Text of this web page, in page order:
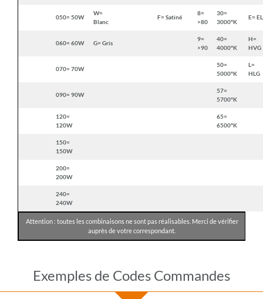
050= 50W
W=
Blanc
F= Satiné
8=
>80
30=
3000°K
E=
060= 60W G= Gris
9=
>90
40=
4000°K
H=
HVG
070= 70W
50=
5000°K
L=
HLG
090= 90W
57=
5700°K
120=
120W
65=
6500°K
150=
150W
200=
200W
240=
240W
Attention : toutes les combinaisons ne sont pas réalisables. Merci de vérifier
auprès de votre correspondant.
Exemples de Codes Commandes